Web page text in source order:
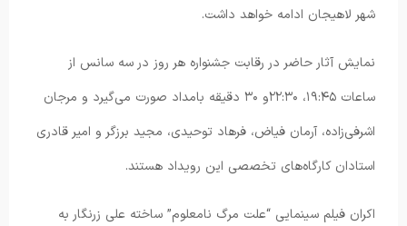
شهر لاهیجان ادامه خواهد داشت.
نمایش آثار حاضر در رقابت جشنواره هر روز در سه سانس از
ساعات ۱۹:۴۵، ۲۲:۳۰و ۳۰ دقیقه بامداد صورت می‌گیرد و مرجان
اشرفی‌زاده، آرمان فیاض، فرهاد توحیدی، مجید برزگر و امیر قادری
استادان کارگاه‌های تخصصی این رویداد هستند.
اکران فیلم سینمایی “علت مرگ نامعلوم” ساخته علی زرنگار به